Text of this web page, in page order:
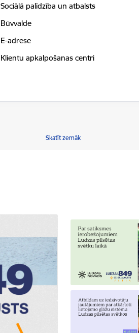
Sociālā palīdzība un atbalsts
Būvvalde
E-adrese
Klientu apkalpošanas centri
Skatīt zemāk